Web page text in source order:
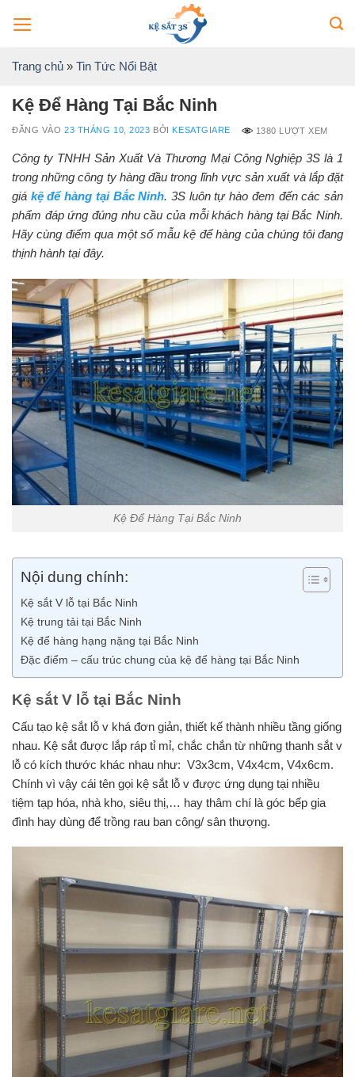
qua
nội
dungTrang chủ » Tin Tức Nổi Bật
Kệ Để Hàng Tại Bắc Ninh
ĐĂNG VÀO23 THÁNG 10, 2023 BỞI KESATGIARE 1380 LƯỢT XEM
Công ty TNHH Sản Xuất Và Thương Mại Công Nghiệp 3S là 1
trong những công ty hàng đầu trong lĩnh vực sản xuất và lắp đặt
giá kệ để hàng tại Bắc Ninh. 3S luôn tự hào đem đến các sản
phẩm đáp ứng đúng nhu cầu của mỗi khách hàng tại Bắc Ninh.
Hãy cùng điểm qua một số mẫu kệ để hàng của chúng tôi đang
thịnh hành tại đây.
Kệ Để Hàng Tại Bắc Ninh
Nội dung chính:
Kệ sắt V lỗ tại Bắc Ninh
Kệ trung tải tại Bắc Ninh
Kệ để hàng hạng nặng tại Bắc Ninh
Đặc điểm – cấu trúc chung của kệ để hàng tại Bắc Ninh
Kệ sắt V lỗ tại Bắc Ninh
Cấu tạo kệ sắt lỗ v khá đơn giản, thiết kế thành nhiều tầng giống
nhau. Kệ sắt được lắp ráp tỉ mỉ, chắc chắn từ những thanh sắt v
lỗ có kích thước khác nhau như: V3x3cm, V4x4cm, V4x6cm.
Chính vì vậy cái tên gọi kệ sắt lỗ v được ứng dụng tại nhiều
tiệm tạp hóa, nhà kho, siêu thị,… hay thâm chí là góc bếp gia
đình hay dùng để trồng rau ban công/ sân thượng.